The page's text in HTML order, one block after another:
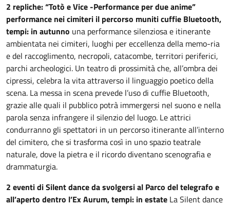
2 repliche: “Totò e Vice -Performance per due anime”
performance nei cimiteri il percorso muniti cuffie Bluetooth,
tempi: in autunno una performance silenziosa e itinerante
ambientata nei cimiteri, luoghi per eccellenza della memo-ria
e del raccoglimento, necropoli, catacombe, territori periferici,
parchi archeologici. Un teatro di prossimità che, all’ombra dei
cipressi, celebra la vita attraverso il linguaggio poetico della
scena. La messa in scena prevede l’uso di cuffie Bluetooth,
grazie alle quali il pubblico potrà immergersi nel suono e nella
parola senza infrangere il silenzio del luogo. Le attrici
condurranno gli spettatori in un percorso itinerante all’interno
del cimitero, che si trasforma così in uno spazio teatrale
naturale, dove la pietra e il ricordo diventano scenografia e
drammaturgia.
2 eventi di Silent dance da svolgersi al Parco del telegrafo e
all’aperto dentro l’Ex Aurum, tempi: in estate La Silent dance